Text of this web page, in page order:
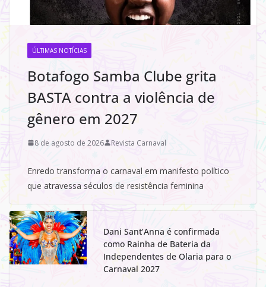
ÚLTIMAS NOTÍCIAS
Botafogo Samba Clube grita
BASTA contra a violência de
gênero em 2027
8 de agosto de 2026 Revista Carnaval
Enredo transforma o carnaval em manifesto político
que atravessa séculos de resistência feminina
Dani Sant’Anna é confirmada
como Rainha de Bateria da
Independentes de Olaria para o
Carnaval 2027